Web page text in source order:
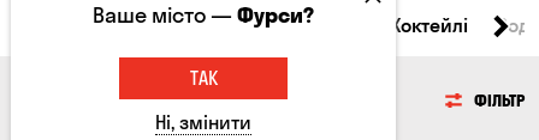
Пиво Сидр Вино Коктейлі
ФІЛЬТР
Ваше місто —Фурси?
ТАК
Ні, змінити